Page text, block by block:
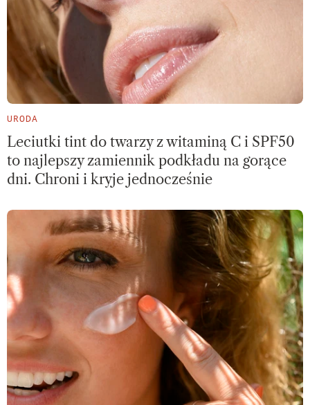
URODA
Leciutki tint do twarzy z witaminą C i SPF50
to najlepszy zamiennik podkładu na gorące
dni. Chroni i kryje jednocześnie